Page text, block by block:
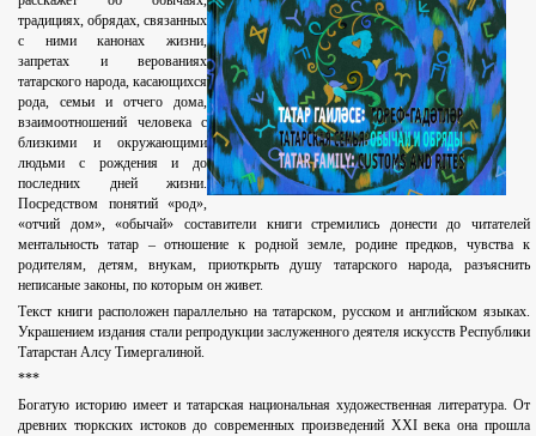
традициях, обрядах, связанных
с ними канонах жизни,
запретах и верованиях
татарского народа, касающихся
рода, семьи и отчего дома,
взаимоотношений человека с
близкими и окружающими
людьми с рождения и до
последних дней жизни.
Посредством понятий «род»,
«отчий дом», «обычай» составители книги стремились донести до читателей
ментальность татар – отношение к родной земле, родине предков, чувства к
родителям, детям, внукам, приоткрыть душу татарского народа, разъяснить
неписаные законы, по которым он живет.
Текст книги расположен параллельно на татарском, русском и английском языках.
Украшением издания стали репродукции заслуженного деятеля искусств Республики
Татарстан Алсу Тимергалиной.
***
Богатую историю имеет и татарская национальная художественная литература. От
древних тюркских истоков до современных произведений XXI века она прошла